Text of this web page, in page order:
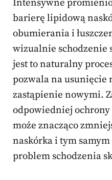
Intensywne
barierę lipidową
obumierania i
wizualnie schodzenie
jest to naturalny
pozwala na usunięcie
zastąpienie nowymi.
odpowiedniej ochrony
może znacząco
naskórka i tym
problem schodzenia